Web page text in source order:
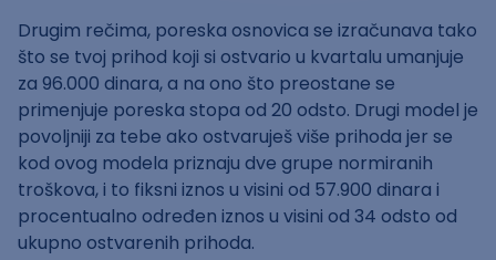
Drugim rečima, poreska osnovica se izračunava tako
što se tvoj prihod koji si ostvario u kvartalu umanjuje
za 96.000 dinara, a na ono što preostane se
primenjuje poreska stopa od 20 odsto. Drugi model je
povoljniji za tebe ako ostvaruješ više prihoda jer se
kod ovog modela priznaju dve grupe normiranih
troškova, i to fiksni iznos u visini od 57.900 dinara i
procentualno određen iznos u visini od 34 odsto od
ukupno ostvarenih prihoda.